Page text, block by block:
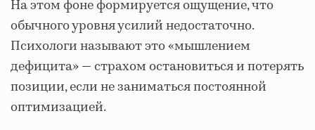
На этом фоне формируется ощущение, что
обычного уровня усилий недостаточно.
Психологи называют это «мышлением
дефицита» — страхом остановиться и потерять
позиции, если не заниматься постоянной
оптимизацией.